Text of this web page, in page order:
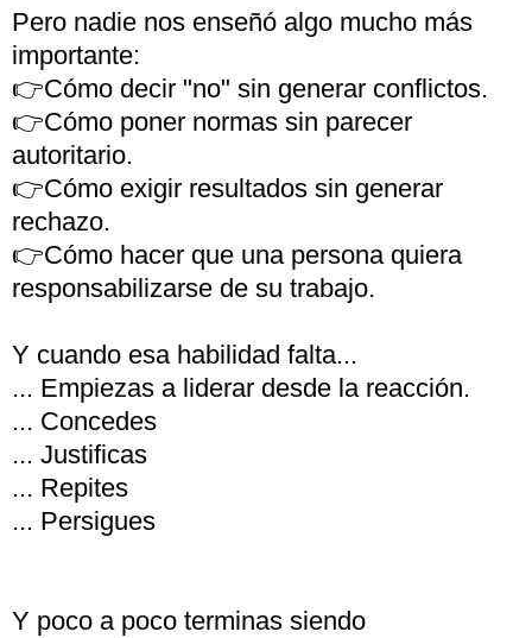
Pero nadie nos enseñó algo mucho más
importante:
👉Cómo decir "no" sin generar conflictos.
👉Cómo poner normas sin parecer
autoritario.
👉Cómo exigir resultados sin generar
rechazo.
👉Cómo hacer que una persona quiera
responsabilizarse de su trabajo.
Y cuando esa habilidad falta...
... Empiezas a liderar desde la reacción.
... Concedes
... Justificas
... Repites
... Persigues
Y poco a poco terminas siendo